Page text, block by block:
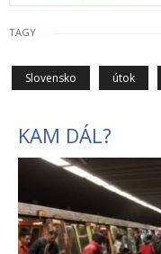
TAGY
Slovensko útok
KAM DÁL?